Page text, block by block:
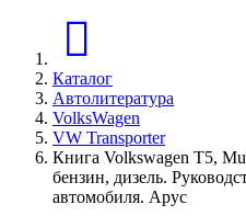
Каталог
Автолитература
VolksWagen
VW Transporter
Книга Volkswagen T5,
бензин, дизель.
автомобиля. Арус